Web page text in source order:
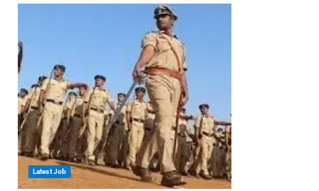
Latest Job